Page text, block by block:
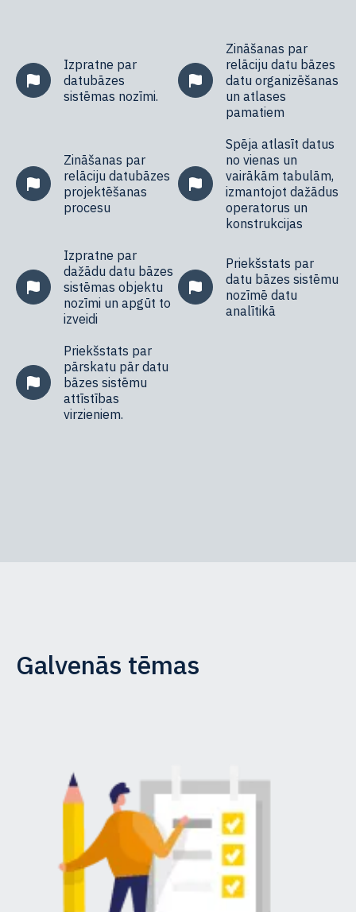
Izpratne par
datubāzes
sistēmas nozīmi.
Zināšanas par
relāciju datu bāzes
datu organizēšanas
un atlases
pamatiem
Zināšanas par
relāciju datubāzes
projektēšanas
procesu
Spēja atlasīt datus
no vienas un
vairākām tabulām,
izmantojot dažādus
operatorus un
konstrukcijas
Izpratne par
dažādu datu bāzes
sistēmas objektu
nozīmi un apgūt to
izveidi
Priekšstats par
datu bāzes sistēmu
nozīmē datu
analītikā
Priekšstats par
pārskatu pār datu
bāzes sistēmu
attīstības
virzieniem.
Galvenās tēmas